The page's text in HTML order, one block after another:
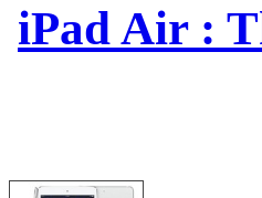
iPad Air :